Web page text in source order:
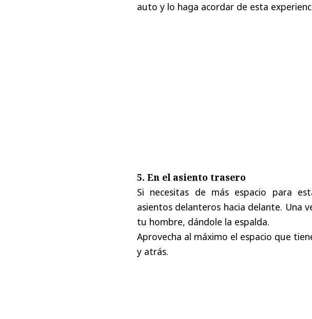
auto y lo haga acordar de esta
5. En el asiento trasero
Si necesitas de más espacio para
asientos delanteros hacia delante. Una
tu hombre, dándole la espalda.
Aprovecha al máximo el espacio que
y atrás.